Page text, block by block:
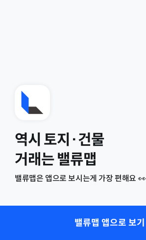
역시 토지·건물
거래는 밸류맵
밸류맵은 앱으로 보시는게 가장 편해요 👀
밸류맵 앱으로 보기